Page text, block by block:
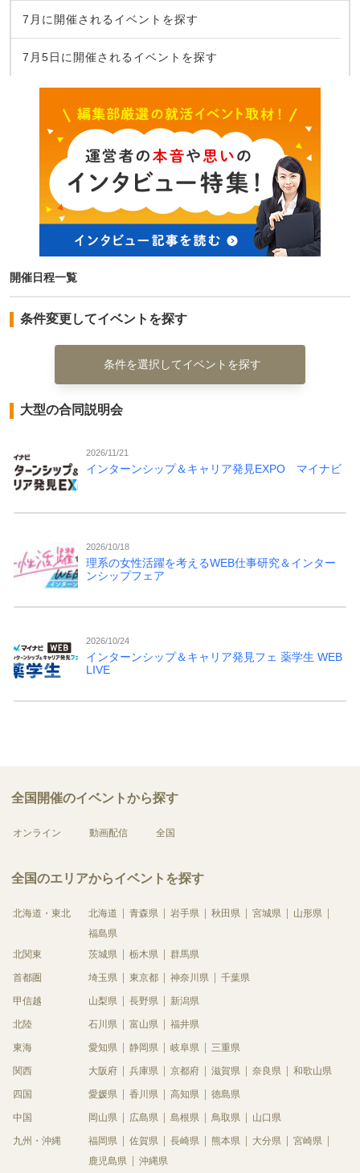
7月に開催されるイベントを探す
7月5日に開催されるイベントを探す
開催日程一覧
条件変更してイベントを探す
条件を選択してイベントを探す
大型の合同説明会
2026/11/21
インターンシップ＆キャリア発見EXPO マイナビ
2026/10/18
理系の女性活躍を考えるWEB仕事研究＆インター
ンシップフェア
2026/10/24
インターンシップ＆キャリア発見フェ 薬学生 WEB
LIVE
全国開催のイベントから探す
オンライン 動画配信 全国
全国のエリアからイベントを探す
北海道・東北 北海道 青森県 岩手県 秋田県 宮城県
山形県
福島県
北関東
茨城県 栃木県 群馬県
首都圏 埼玉県 東京都 神奈川県 千葉県
甲信越 山梨県 長野県 新潟県
北陸 石川県 富山県 福井県
東海 愛知県 静岡県 岐阜県 三重県
関西 大阪府 兵庫県 京都府 滋賀県 奈良県 和歌山県
四国 愛媛県 香川県 高知県 徳島県
中国 岡山県 広島県 島根県 鳥取県 山口県
九州・沖縄 福岡県 佐賀県 長崎県 熊本県 大分県
宮崎県
鹿児島県
沖縄県